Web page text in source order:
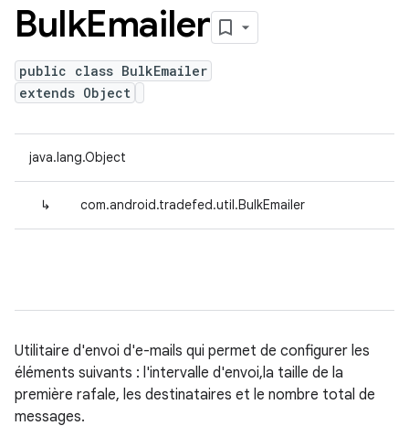
BulkEmailer
public class BulkEmailer
extends Object
java.lang.Object
↳ com.android.tradefed.util.BulkEmailer
Utilitaire d'envoi d'e-mails qui permet de configurer les
éléments suivants : l'intervalle d'envoi,la taille de la
première rafale, les destinataires et le nombre total de
messages.